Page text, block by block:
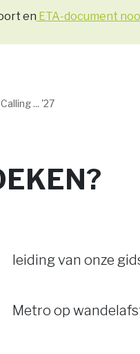
en ETA-document
... '27
leiding van onze
Metro op